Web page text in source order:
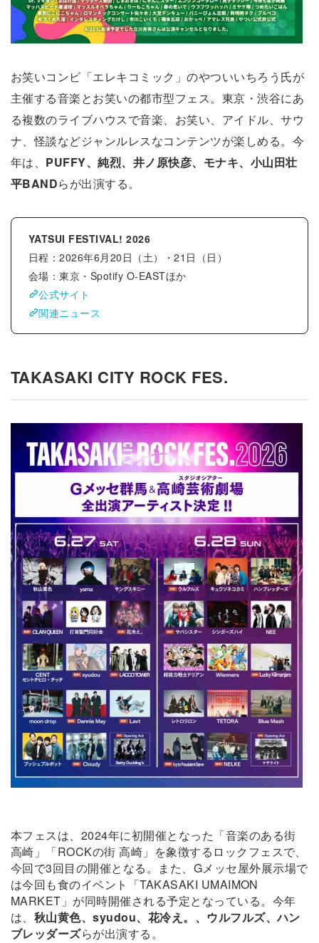
お笑いコンビ「エレキコミック」のやついいちろう氏が
主催する音楽とお笑いの都市型フェス。東京・渋谷にあ
る複数のライブハウスで音楽、お笑い、アイドル、サウ
ナ、怪談などジャンルレスなコンテンツが楽しめる。今
年は、 PUFFY、純烈、井ノ原快彦、モナキ、小山田壮
平BANDらが出演する。
YATSUI FESTIVAL! 2026
日程：2026年6月20日（土）・21日（日）
会場：東京・Spotify O-EASTほか
公式サイト
関連ニュース
TAKASAKI CITY ROCK FES.
本フェスは、2024年に初開催となった「音楽のある街
高崎」「ROCKの街 高崎」を象徴するロックフェスで、
今回で3回目の開催となる。また、Gメッセ屋外展示場で
は今回も食のイベント「TAKASAKI UMAIMON
MARKET」が同時開催される予定となっている。今年
は、 秋山黄色、syudou、花冷え。、ウルフルズ、ハン
ブレッダーズらが出演する。